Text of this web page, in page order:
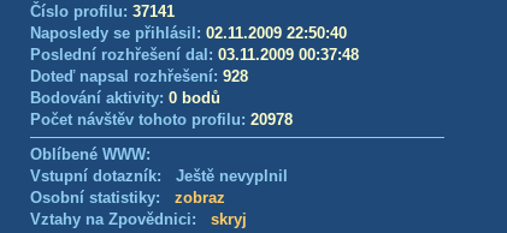
Číslo profilu: 37141
Naposledy se přihlásil: 02.11.2009 22:50:40
Poslední rozhřešení dal: 03.11.2009 00:37:48
Doteď napsal rozhřešení: 928
Bodování aktivity: 0 bodů
Počet návštěv tohoto profilu: 20978
Oblíbené WWW:
Vstupní dotazník: Ještě nevyplnil
Osobní statistiky: zobraz
Vztahy na Zpovědnici: skryj